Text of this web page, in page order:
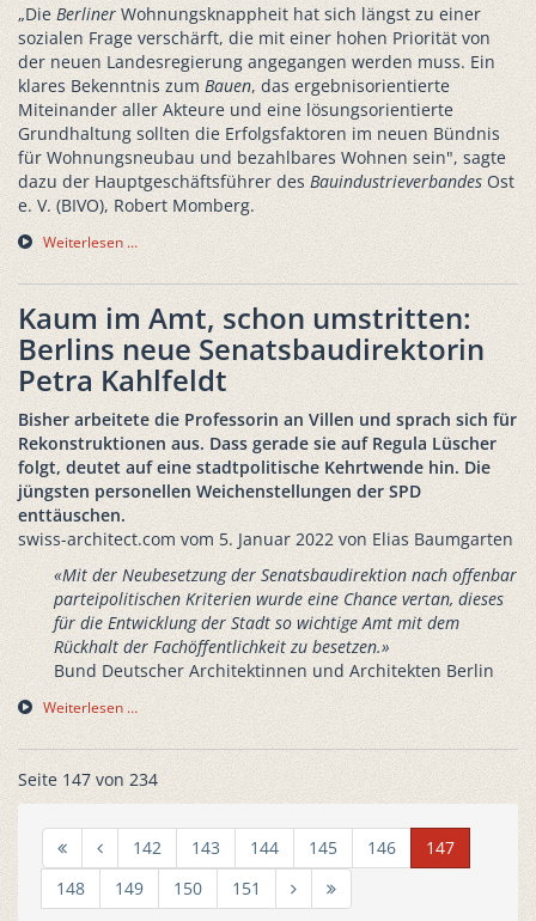
„Die Berliner Wohnungsknappheit hat sich längst zu einer
sozialen Frage verschärft, die mit einer hohen Priorität von
der neuen Landesregierung angegangen werden muss. Ein
klares Bekenntnis zum Bauen, das ergebnisorientierte
Miteinander aller Akteure und eine lösungsorientierte
Grundhaltung sollten die Erfolgsfaktoren im neuen Bündnis
für Wohnungsneubau und bezahlbares Wohnen sein", sagte
dazu der Hauptgeschäftsführer des Bauindustrieverbandes Ost
e. V. (BIVO), Robert Momberg.
Weiterlesen …
Kaum im Amt, schon umstritten:
Berlins neue Senatsbaudirektorin
Petra Kahlfeldt
Bisher arbeitete die Professorin an Villen und sprach sich für
Rekonstruktionen aus. Dass gerade sie auf Regula Lüscher
folgt, deutet auf eine stadtpolitische Kehrtwende hin. Die
jüngsten personellen Weichenstellungen der SPD
enttäuschen.
swiss-architect.com vom 5. Januar 2022 von Elias Baumgarten
«Mit der Neubesetzung der Senatsbaudirektion nach offenbar
parteipolitischen Kriterien wurde eine Chance vertan, dieses
für die Entwicklung der Stadt so wichtige Amt mit dem
Rückhalt der Fachöffentlichkeit zu besetzen.»
Bund Deutscher Architektinnen und Architekten Berlin
Weiterlesen …
Seite 147 von 234
142 143 144 145 146
147
148
149 150 151